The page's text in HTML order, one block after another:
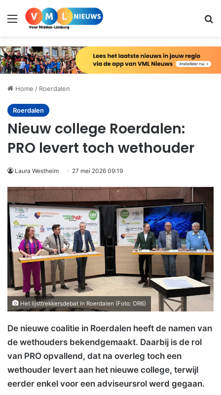
Menu
Home / Roerdalen
Roerdalen
Nieuw college Roerdalen:
PRO levert toch wethouder
Laura Westheim 27 mei 2026 09:19
Het lijsttrekkersdebat in Roerdalen (Foto: OR6)
De nieuwe coalitie in Roerdalen heeft de namen van
de wethouders bekendgemaakt. Daarbij is de rol
van PRO opvallend, dat na overleg toch een
wethouder levert aan het nieuwe college, terwijl
eerder enkel voor een adviseursrol werd gegaan.